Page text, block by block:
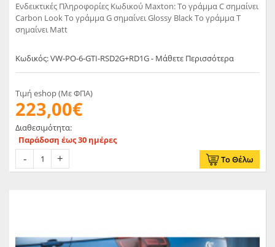
Ενδεικτικές Πληροφορίες Κωδικού Maxton: Το γράμμα C σημαίνει
Carbon Look Το γράμμα G σημαίνει Glossy Black Το γράμμα T
σημαίνει Matt
Κωδικός: VW-PO-6-GTI-RSD2G+RD1G - Μάθετε Περισσότερα
Τιμή eshop (Με ΦΠΑ)
223,00€
Διαθεσιμότητα:
Παράδοση έως 30 ημέρες
Το Θέλω